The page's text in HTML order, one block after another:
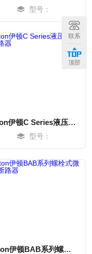
型号：
eaton伊顿C Series液压磁式断路器
型号：
Eaton伊顿BAB系列螺栓式微型断路器
联系
顶部